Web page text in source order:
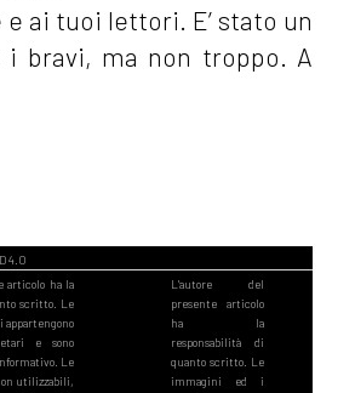
e ai tuoi lettori. E’ stato un
i bravi, ma non troppo. A